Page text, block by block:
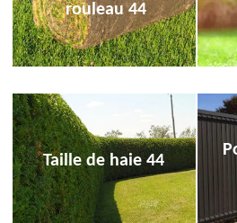
rouleau 44
Taille de haie 44